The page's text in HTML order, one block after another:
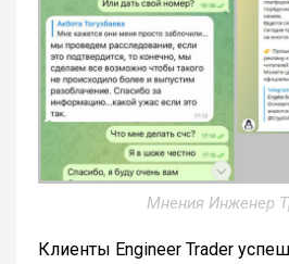
Мнения Инженер
Клиенты Engineer Trader